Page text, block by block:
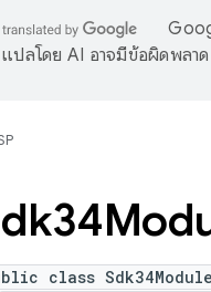
แปลโดย AI อาจมีข้อผิดพลาด
class